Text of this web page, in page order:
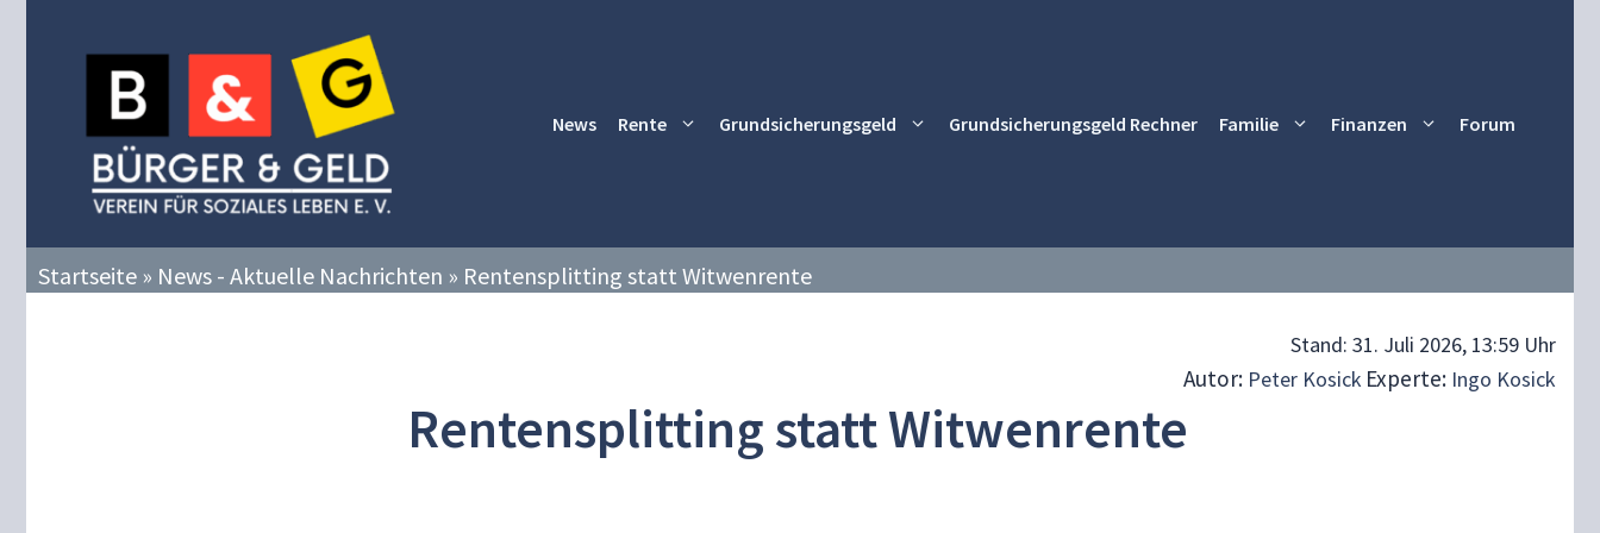
News Rente Grundsicherungsgeld Grundsicherungsgeld Rechner Familie Finanzen Forum
Startseite » News - Aktuelle Nachrichten » Rentensplitting statt Witwenrente
Stand: 31. Juli 2026, 13:59 Uhr
Autor: Peter Kosick Experte: Ingo Kosick
Rentensplitting statt Witwenrente